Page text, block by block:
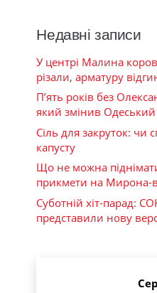
Недавні записи
У центрі Малина
різали, арматуру
П’ять років без
який змінив
Сіль для закруток: чи
капусту
Що не можна
прикмети на Мирона-
Суботній хіт-парад:
представили нову